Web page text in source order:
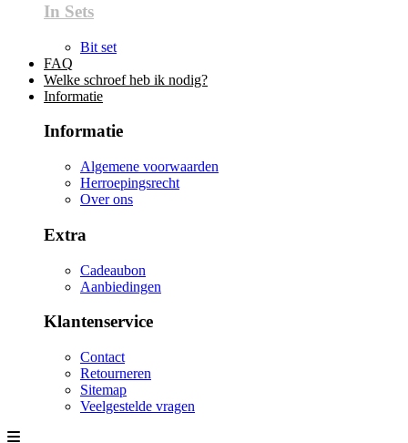
In Sets
Bit set
FAQ
Welke schroef heb ik nodig?
Informatie
Informatie
Algemene voorwaarden
Herroepingsrecht
Over ons
Extra
Cadeaubon
Aanbiedingen
Klantenservice
Contact
Retourneren
Sitemap
Veelgestelde vragen